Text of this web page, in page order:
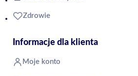
Zdrowie
Informacje dla klienta
Moje konto